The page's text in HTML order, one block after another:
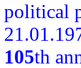
political
105th